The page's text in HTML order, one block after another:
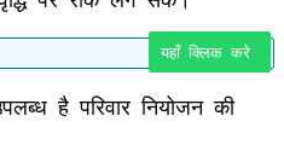
यहाँ क्लिक करे
है परिवार नियोजन की